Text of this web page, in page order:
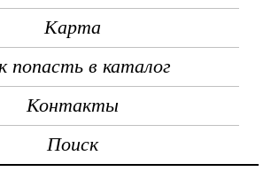
Карта
попасть в каталог
Контакты
Поиск